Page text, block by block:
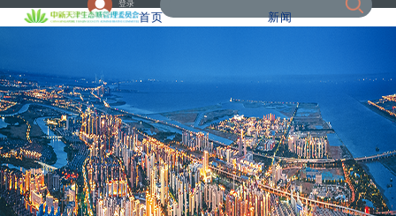
登录
首页 新闻